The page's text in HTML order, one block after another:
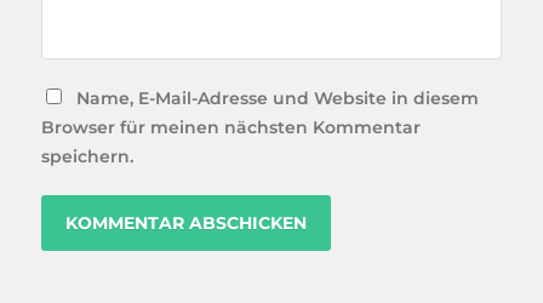
Name, E-Mail-Adresse und Website in diesem
Browser für meinen nächsten Kommentar
speichern.